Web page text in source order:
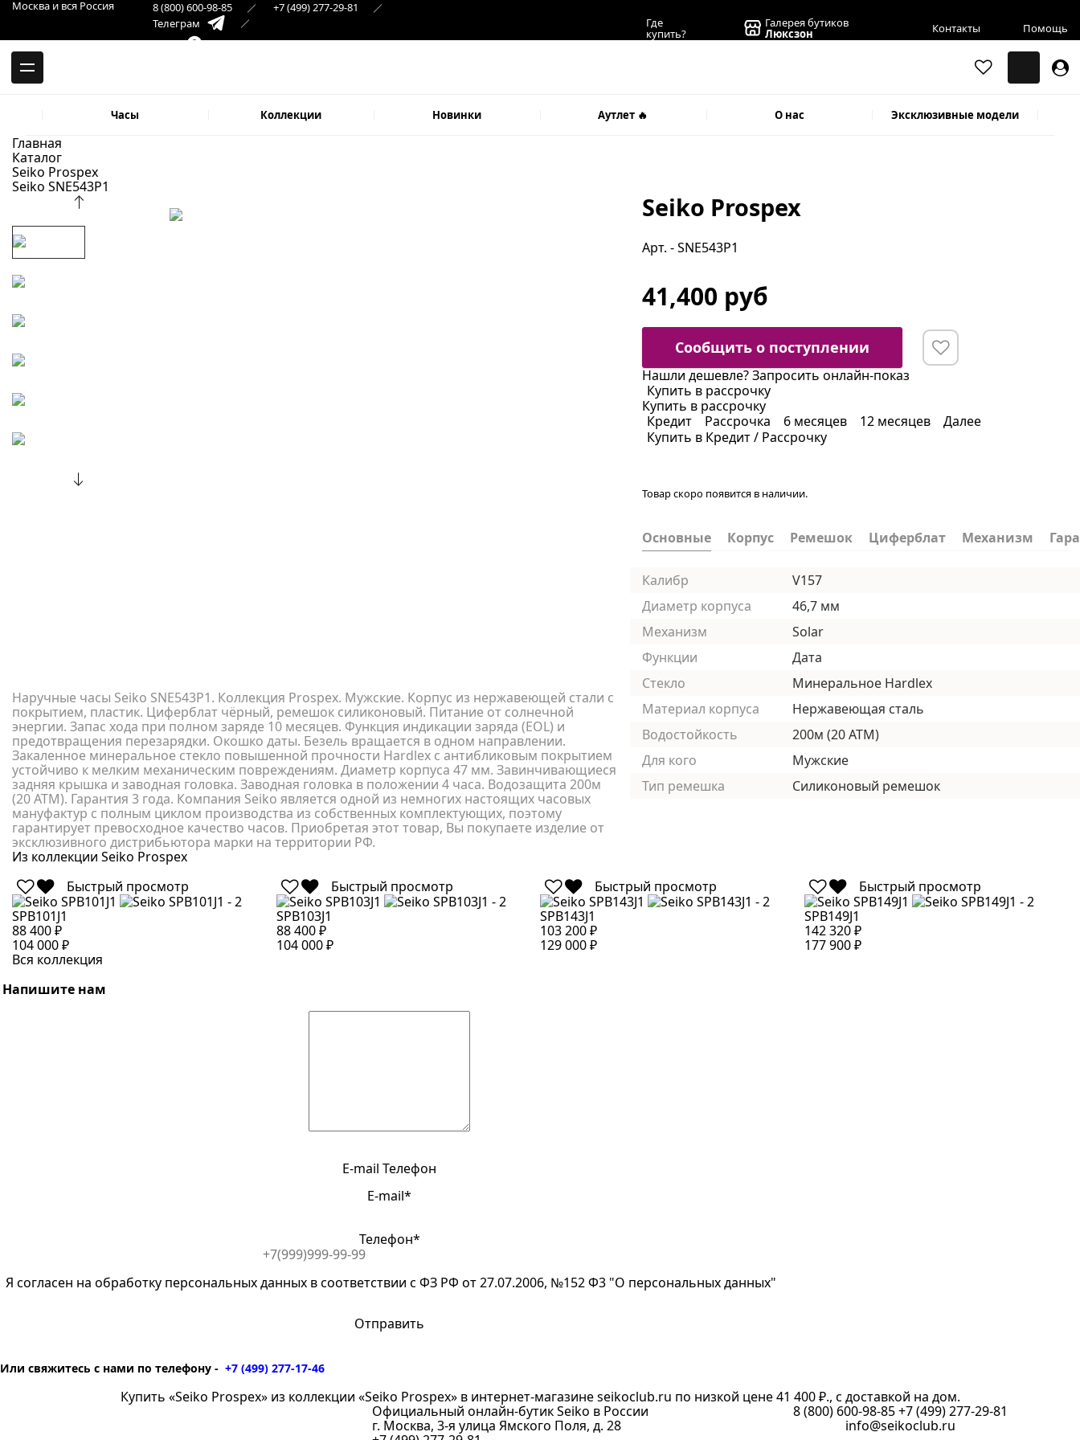
Москва и вся Россия
Самара
8 (846) 379-32-22
8 (800) 600-98-85
+7 (499) 277-29-81
Телеграм
Макс
Где
купить?
Галерея бутиков
Люксзон Контакты Помощь
Часы Коллекции Новинки Аутлет 🔥 О нас Эксклюзивные модели
Главная
Каталог
Seiko Prospex
Seiko SNE543P1
Наручные часы Seiko SNE543P1. Коллекция Prospex. Мужские. Корпус из нержавеющей стали с
покрытием, пластик. Циферблат чёрный, ремешок силиконовый. Питание от солнечной
энергии. Запас хода при полном заряде 10 месяцев. Функция индикации заряда (EOL) и
предотвращения перезарядки. Окошко даты. Безель вращается в одном направлении.
Закаленное минеральное стекло повышенной прочности Hardlex с антибликовым покрытием
устойчиво к мелким механическим повреждениям. Диаметр корпуса 47 мм. Завинчивающиеся
задняя крышка и заводная головка. Заводная головка в положении 4 часа. Водозащита 200м
(20 АТМ). Гарантия 3 года. Компания Seiko является одной из немногих настоящих часовых
мануфактур с полным циклом производства из собственных комплектующих, поэтому
гарантирует превосходное качество часов. Приобретая этот товар, Вы покупаете изделие от
эксклюзивного дистрибьютора марки на территории РФ.
Seiko Prospex
Арт. - SNE543P1
41,400 руб
Сообщить о поступлении
Нашли дешевле?Запросить онлайн-показ
Купить в рассрочку
Купить в рассрочку
Кредит
Рассрочка 6 месяцев 12 месяцев
Далее
Купить в Кредит / Рассрочку
Товар скоро появится в наличии.
Основные Корпус Ремешок Циферблат Механизм
Калибр
V157
Диаметр корпуса
46,7 мм
Механизм
Solar
Функции
Дата
Стекло
Минеральное Hardlex
Материал корпуса
Нержавеющая сталь
Водостойкость
200м (20 АТМ)
Для кого
Мужские
Тип ремешка
Силиконовый ремешок
Из коллекции Seiko Prospex
Быстрый просмотр
SPB101J1
88 400 ₽
104 000 ₽
Быстрый просмотр
SPB103J1
88 400 ₽
104 000 ₽
Быстрый просмотр
SPB143J1
103 200 ₽
129 000 ₽
Быстрый просмотр
SPB149J1
142 320 ₽
177 900 ₽
Вся коллекция
Напишите нам
E-mail Телефон
E-mail*
Телефон*
Я согласен на обработку персональных данных в соответствии с ФЗ РФ от 27.07.2006, №152 Ф3 "О персональных данных"
Или свяжитесь с нами по телефону - +7 (499) 277-17-46
Купить «Seiko Prospex» из коллекции «Seiko Prospex» в интернет-магазине seikoclub.ru по низкой цене 41 400 ₽., с доставкой на дом.
Официальный онлайн-бутик Seiko в России
г. Москва, 3-я улица Ямского Поля, д. 28
8 (800) 600-98-85 +7 (499) 277-29-81
info@seikoclub.ru